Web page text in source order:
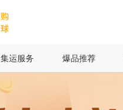
集运服务 爆品推荐